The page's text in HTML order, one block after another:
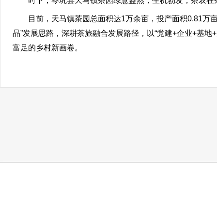
目前，天马镇茶园总面积达1万余亩，投产面积0.81万亩
品”发展思路，深耕茶旅融合发展路径，以“党建+企业+基
富足的乡村新画卷。